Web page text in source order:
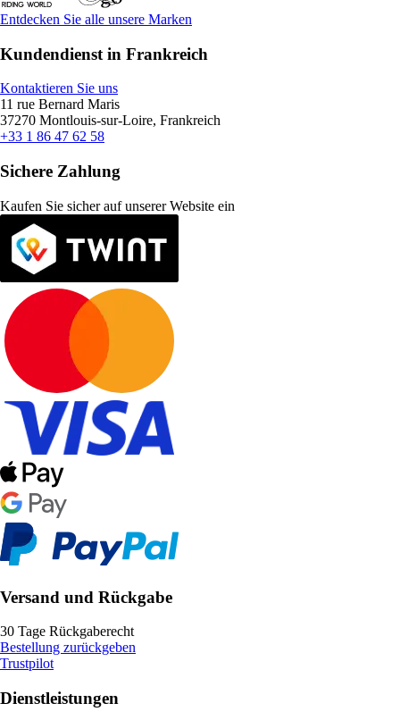
Entdecken Sie alle unsere Marken
Kundendienst in Frankreich
Kontaktieren Sie uns
11 rue Bernard Maris
37270 Montlouis-sur-Loire, Frankreich
+33 1 86 47 62 58
Sichere Zahlung
Kaufen Sie sicher auf unserer Website ein
Versand und Rückgabe
30 Tage Rückgaberecht
Bestellung zurückgeben
Trustpilot
Dienstleistungen